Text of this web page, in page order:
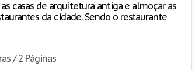
casas de arquitetura antiga e almoçar as
da cidade. Sendo o restaurante
/ 2 Páginas